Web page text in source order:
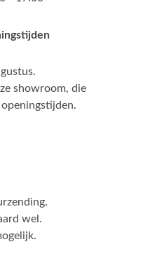
showroom, die
wel.